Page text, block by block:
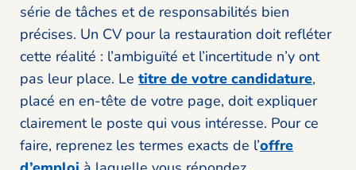
série de tâches et de responsabilités bien
précises. Un CV pour la restauration doit refléter
cette réalité : l’ambiguïté et l’incertitude n’y ont
pas leur place. Le titre de votre candidature,
placé en en-tête de votre page, doit expliquer
clairement le poste qui vous intéresse. Pour ce
faire, reprenez les termes exacts de l’offre